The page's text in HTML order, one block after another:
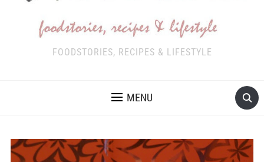
FOODSTORIES, RECIPES & LIFESTYLE
MENU